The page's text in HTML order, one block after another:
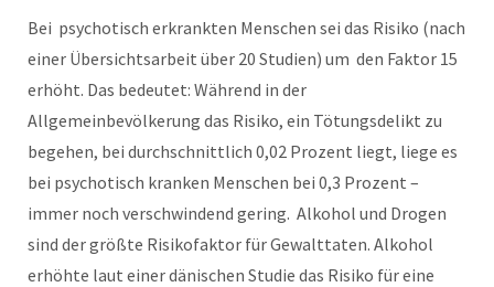
Bei psychotisch erkrankten Menschen sei das Risiko (nach
einer Übersichtsarbeit über 20 Studien) um den Faktor 15
erhöht. Das bedeutet: Während in der
Allgemeinbevölkerung das Risiko, ein Tötungsdelikt zu
begehen, bei durchschnittlich 0,02 Prozent liegt, liege es
bei psychotisch kranken Menschen bei 0,3 Prozent –
immer noch verschwindend gering. Alkohol und Drogen
sind der größte Risikofaktor für Gewalttaten. Alkohol
erhöhte laut einer dänischen Studie das Risiko für eine